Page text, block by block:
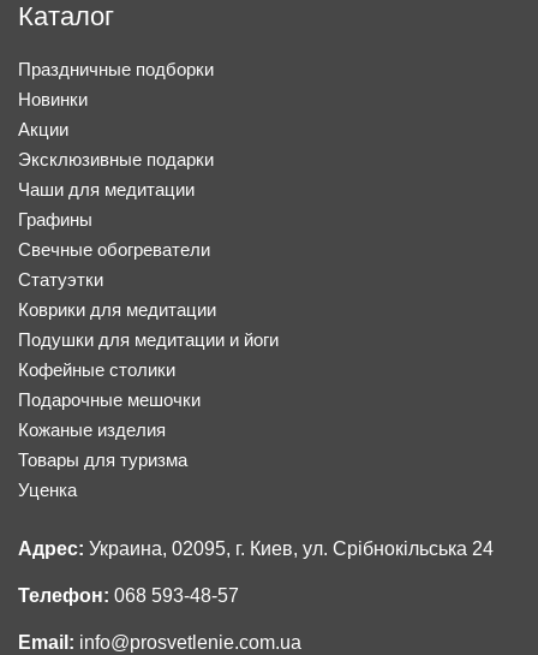
Каталог
Праздничные подборки
Новинки
Акции
Эксклюзивные подарки
Чаши для медитации
Графины
Свечные обогреватели
Статуэтки
Коврики для медитации
Подушки для медитации и йоги
Кофейные столики
Подарочные мешочки
Кожаные изделия
Товары для туризма
Уценка
Адрес: Украина, 02095, г. Киев, ул. Срібнокільська 24
Телефон: 068 593-48-57
Email: info@prosvetlenie.com.ua